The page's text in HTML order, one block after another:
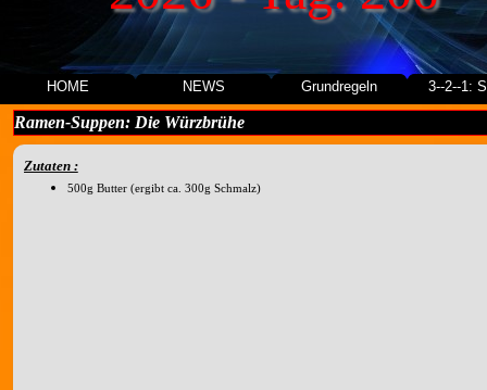
HOME NEWS Grundregeln 3--2--1:
Ramen-Suppen: Die Würzbrühe
Zutaten :
500g Butter (ergibt ca. 300g Schmalz)